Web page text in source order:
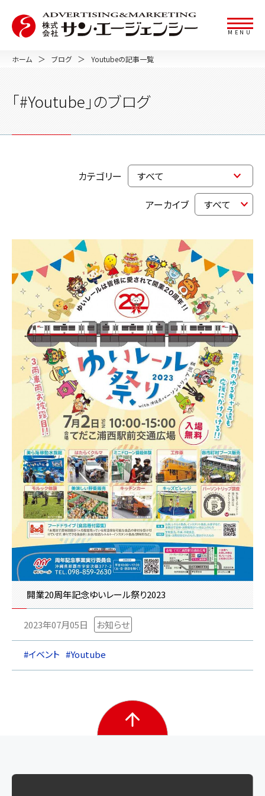
MENU
ホーム ブログ Youtubeの記事一覧
「#Youtube」のブログ
カテゴリー
アーカイブ
開業20周年記念ゆいレール祭り2023
2023年07月05日 お知らせ
#イベント #Youtube